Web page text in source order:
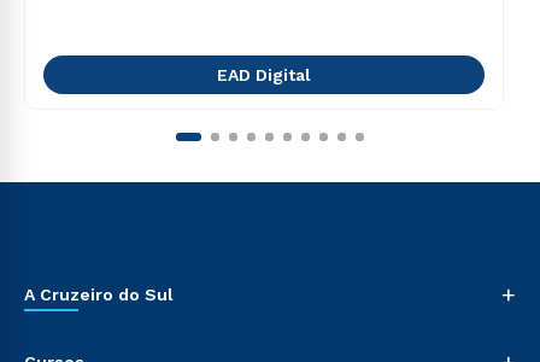
EAD Digital
A Cruzeiro do Sul +